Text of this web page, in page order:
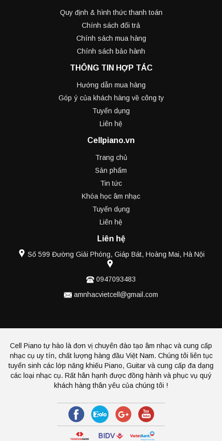
Quy định & hình thức thanh toán
Chính sách đổi trả
Chính sách mua hàng
Chính sách bảo hành
THÔNG TIN HỢP TÁC
Hướng dẫn mua hàng
Góp ý của khách hàng về công ty
Tuyển dụng
Liên hệ
Cellpiano.vn
Trang chủ
Sản phẩm
Tin tức
Khóa học âm nhạc
Tuyển dụng
Liên hệ
Liên hệ
Số 599 Đường Giải Phóng, Giáp Bát, Hoàng Mai, Hà Nội
0947093483
amnhacvietcell@gmail.com
Cell Piano tự hào là đơn vị chuyên đào tạo âm nhạc và cung cấp
nhạc cụ uy tín, chất lượng hàng đầu Việt Nam. Chúng tôi liên tục
tuyển sinh các lớp năng khiếu Piano, Guitar và cung cấp đa dạng
các loại nhạc cụ. Rất hân hạnh được đồng hành và phục vụ quý
khách hàng thân yêu của chúng tôi !